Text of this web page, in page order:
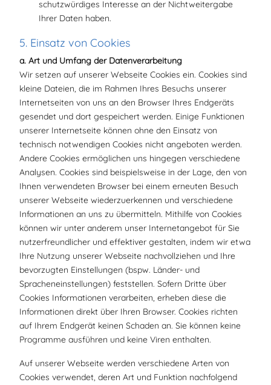
schutzwürdiges Interesse an der Nichtweitergabe
Ihrer Daten haben.
5. Einsatz von Cookies
a. Art und Umfang der Datenverarbeitung
Wir setzen auf unserer Webseite Cookies ein. Cookies sind
kleine Dateien, die im Rahmen Ihres Besuchs unserer
Internetseiten von uns an den Browser Ihres Endgeräts
gesendet und dort gespeichert werden. Einige Funktionen
unserer Internetseite können ohne den Einsatz von
technisch notwendigen Cookies nicht angeboten werden.
Andere Cookies ermöglichen uns hingegen verschiedene
Analysen. Cookies sind beispielsweise in der Lage, den von
Ihnen verwendeten Browser bei einem erneuten Besuch
unserer Webseite wiederzuerkennen und verschiedene
Informationen an uns zu übermitteln. Mithilfe von Cookies
können wir unter anderem unser Internetangebot für Sie
nutzerfreundlicher und effektiver gestalten, indem wir etwa
Ihre Nutzung unserer Webseite nachvollziehen und Ihre
bevorzugten Einstellungen (bspw. Länder- und
Spracheneinstellungen) feststellen. Sofern Dritte über
Cookies Informationen verarbeiten, erheben diese die
Informationen direkt über Ihren Browser. Cookies richten
auf Ihrem Endgerät keinen Schaden an. Sie können keine
Programme ausführen und keine Viren enthalten.
Auf unserer Webseite werden verschiedene Arten von
Cookies verwendet, deren Art und Funktion nachfolgend